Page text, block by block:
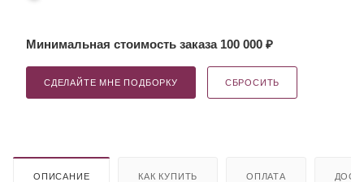
Минимальная стоимость заказа 100 000 ₽
СДЕЛАЙТЕ МНЕ ПОДБОРКУ СБРОСИТЬ
ОПИСАНИЕ КАК КУПИТЬ ОПЛАТА